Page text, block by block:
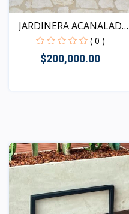
JARDINERA ACANALADA
( 0 )
$200,000.00